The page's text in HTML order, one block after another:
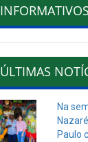
INFORMATIVOS
ÚLTIMAS
Na
Paulo